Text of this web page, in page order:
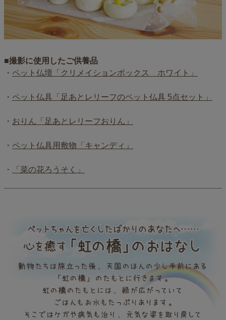
■撮影に使用したご供養品
・ ペット仏壇「クリメイションボックス ホワイト」
・ ペット仏具「足あとレリーフのペット仏具 5点セット」
・ おりん「足あとレリーフおりん」
・ ペット仏具用敷物「キャンディ」
・ 「菜の花ろうそく」